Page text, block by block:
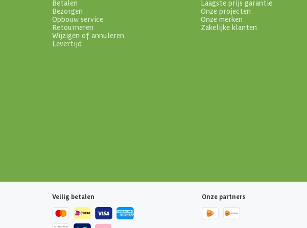
Betalen
Bezorgen
Opbouw service
Retourneren
Wijzigen of annuleren
Levertijd
Laagste prijs garantie
Onze projecten
Onze merken
Zakelijke klanten
Veilig betalen Onze partners